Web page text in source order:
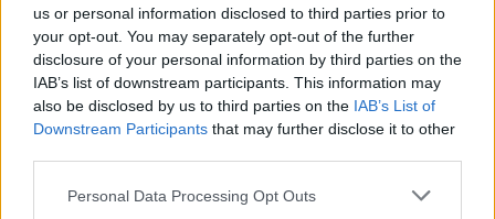
us or personal information disclosed to third parties prior to
your opt-out. You may separately opt-out of the further
disclosure of your personal information by third parties on the
IAB’s list of downstream participants. This information may
also be disclosed by us to third parties on the IAB’s List of
Downstream Participants that may further disclose it to other
Personal Data Processing Opt Outs
Handbol
Contundent victòria per acabar la Lliga
Catalana d’Or amb bones sensacions
maig 3, 2026
permanència